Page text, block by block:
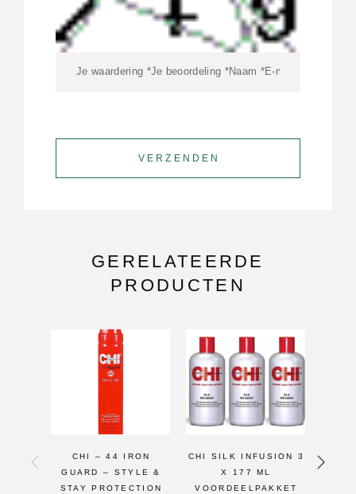
GERELATEERDE
PRODUCTEN
CHI – 44 IRON
GUARD – STYLE &
STAY PROTECTION
CHI SILK INFUSION 3
X 177 ML
VOORDEELPAKKET